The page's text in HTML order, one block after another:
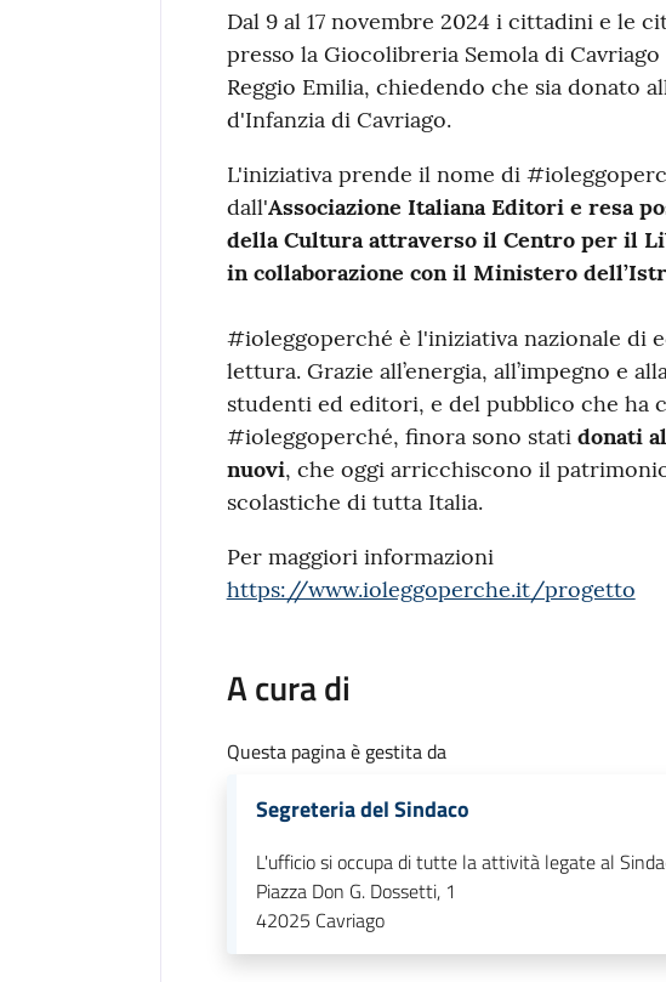
Contenuto
Dal 9 al 17 novembre 2024 i cittadini e le
presso la Giocolibreria Semola di
Reggio Emilia, chiedendo che sia donato
d'Infanzia di Cavriago.
L'iniziativa prende il nome di
dall'Associazione Italiana Editori e resa
della Cultura attraverso il Centro per il
in collaborazione con il Ministero
#ioleggoperché è l'iniziativa nazionale di
lettura. Grazie all’energia, all’impegno e
studenti ed editori, e del pubblico che ha
#ioleggoperché, finora sono stati donati
nuovi, che oggi arricchiscono il
scolastiche di tutta Italia.
Per maggiori informazioni
https://www.ioleggoperche.it/progetto
A cura di
Questa pagina è gestita da
Segreteria del Sindaco
L'ufficio si occupa di tutte la attività legate al
Piazza Don G. Dossetti, 1
42025 Cavriago